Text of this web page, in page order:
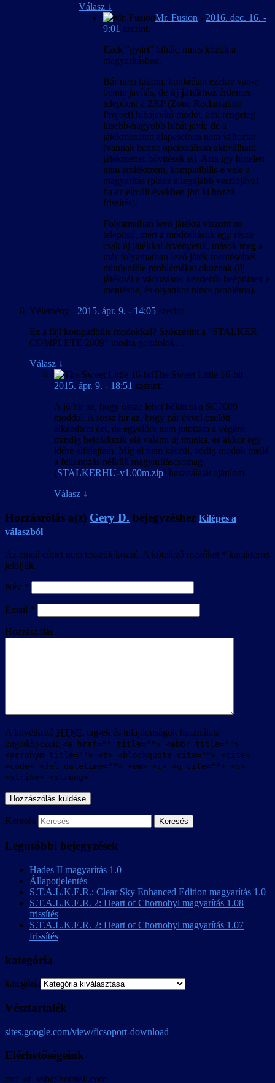
Válasz ↓
Mr. Fusion - 2016. dec. 16. -
9:01 szerint:
Ezek “gyári” hibák, nincs közük a
magyarításhoz.
Bár nem tudom, konkrétan ezekre van-e
benne javítás, de új játékhoz érdemes
telepíteni a ZRP (Zone Reclamation
Project) hibajavító modot, ami rengeteg
kisebb-nagyobb hibát javít, de a
játékmeneten alapesetben nem változtat
(vannak benne opcionálisan aktiválható
játékmenet-bővítések is). Arra így hirtelen
nem emlékszem, kompatibilis-e vele a
magyarítás (pláne a legújabb verziójával,
ha az elmúlt években jött ki hozzá
frissítés).
Folyamatban levő játékra viszont ne
telepítsd, mert a módosítások egy része
csak új játékkal érvényesül, mások meg a
már folyamatban levő játék mentéseinél
mindenféle problémákat okoznak (új
játéknál a változások kezdettől beépülnek a
mentésbe, és olyankor nincs probléma).
Vélemény - 2015. ápr. 9. - 14:05 szerint:
Ez a fájl kompatibilis modokkal? Szószerint a “STALKER
COMPLETE 2009″ modra gondolok…
Válasz ↓
The Sweet Little 16-bit -
2015. ápr. 9. - 18:51 szerint:
A jó hír az, hogy össze lehet békíteni a SC2009
moddal. A rossz hír az, hogy pár évvel ezelőtt
elkezdtem ezt, de egyelőre nem jutottam a végére,
mindig betolakszik elé valami új munka, és akkor egy
időre elfelejtem. Míg el nem készül, addig modok mellé
a feliratozás nélküli magyarításcsomag
(STALKERHU-v1.00m.zip) használatát ajánlom.
Válasz ↓
Hozzászólás a(z) Gery D. bejegyzéshez Kilépés a
válaszból
Az email címet nem tesszük közzé. A kötelező mezőket * karakterrel
jelöljük.
Név *
Email *
Hozzászólás
A következő HTML tag-ek és tulajdonságok használata
engedélyezett: <a href="" title=""> <abbr title="">
<acronym title=""> <b> <blockquote cite=""> <cite>
<code> <del datetime=""> <em> <i> <q cite=""> <s>
<strike> <strong>
Keresés
Legutóbbi bejegyzések
Hades II magyarítás 1.0
Állapotjelentés
S.T.A.L.K.E.R.: Clear Sky Enhanced Edition magyarítás 1.0
S.T.A.L.K.E.R. 2: Heart of Chornobyl magyarítás 1.08
frissítés
S.T.A.L.K.E.R. 2: Heart of Chornobyl magyarítás 1.07
frissítés
kategória
kategória
Vésztartalék
sites.google.com/view/ficsoport-download
Elérhetőségeink
mrf_of_vsb@hotmail.com